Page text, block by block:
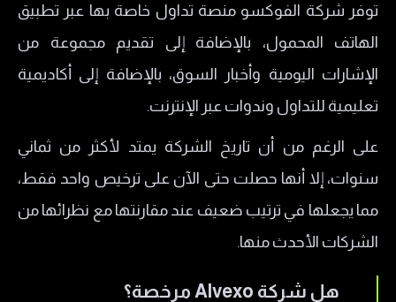
الحساب الكلاسيكي
الحساب الذهبي
حساب الدرجة الأولى
حساب النخبة
طرق السحب والإيداع لدى شركة Alvexo
هل شركة Alvexo نصابة؟
هل تفرض شركة Alvexo رسوم؟
خدمة العملاء في شركة Alvexo
توفر شركة الفوكسو منصة تداول خاصة بها عبر تطبيق
الهاتف المحمول، بالإضافة إلى تقديم مجموعة من
الإشارات اليومية وأخبار السوق، بالإضافة إلى أكاديمية
تعليمية للتداول وندوات عبر الإنترنت.
على الرغم من أن تاريخ الشركة يمتد لأكثر من ثماني
سنوات، إلا أنها حصلت حتى الآن على ترخيص واحد فقط،
مما يجعلها في ترتيب ضعيف عند مقارنتها مع نظرائها من
الشركات الأحدث منها.
هل شركة Alvexo مرخصة؟